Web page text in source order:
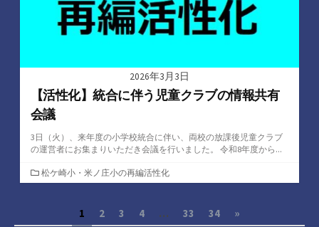
2026年3月3日
【活性化】統合に伴う児童クラブの情報共有
会議
3日（火）、来年度の小学校統合に伴い、両校の放課後児童クラブ
の運営者にお集まりいただき会議を行いました。 令和8年度から...
カ
テ
松ケ崎小・米ノ庄小の再編活性化
1 2 3 4 … 33 34 »